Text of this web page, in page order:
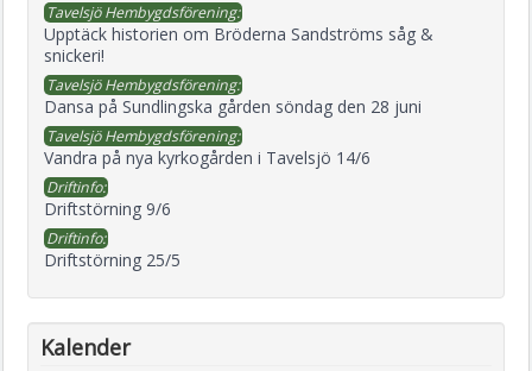
Tavelsjö Hembygdsförening:
Upptäck historien om Bröderna Sandströms såg &
snickeri!
Tavelsjö Hembygdsförening:
Dansa på Sundlingska gården söndag den 28 juni
Tavelsjö Hembygdsförening:
Vandra på nya kyrkogården i Tavelsjö 14/6
Driftinfo:
Driftstörning 9/6
Driftinfo:
Driftstörning 25/5
Kalender